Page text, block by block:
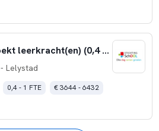
ZML De Zevenster zoekt leerkracht(en) (0,4 – 1,0 fte)
- Lelystad
0,4 - 1 FTE
€ 3644 - 6432